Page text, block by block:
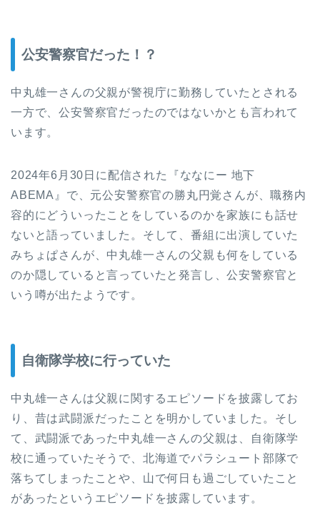
公安警察官だった！？
中丸雄一さんの父親が警視庁に勤務していたとされる
一方で、公安警察官だったのではないかとも言われて
います。
2024年6月30日に配信された『ななにー 地下
ABEMA』で、元公安警察官の勝丸円覚さんが、職務内
容的にどういったことをしているのかを家族にも話せ
ないと語っていました。そして、番組に出演していた
みちょぱさんが、中丸雄一さんの父親も何をしている
のか隠していると言っていたと発言し、公安警察官と
いう噂が出たようです。
自衛隊学校に行っていた
中丸雄一さんは父親に関するエピソードを披露してお
り、昔は武闘派だったことを明かしていました。そし
て、武闘派であった中丸雄一さんの父親は、自衛隊学
校に通っていたそうで、北海道でパラシュート部隊で
落ちてしまったことや、山で何日も過ごしていたこと
があったというエピソードを披露しています。